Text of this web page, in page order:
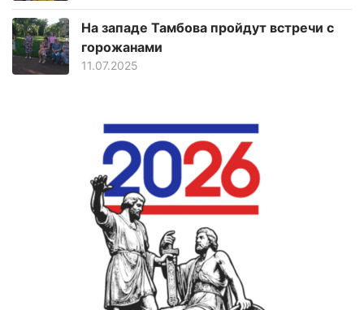
На западе Тамбова пройдут встречи с
горожанами
11.07.2025